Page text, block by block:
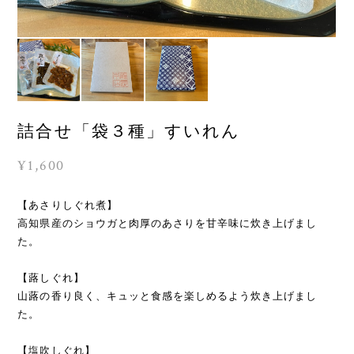
詰合せ「袋３種」すいれん
¥1,600
【あさりしぐれ煮】
高知県産のショウガと肉厚のあさりを甘辛味に炊き上げまし
た。
【蕗しぐれ】
山蕗の香り良く、キュッと食感を楽しめるよう炊き上げまし
た。
【塩吹しぐれ】